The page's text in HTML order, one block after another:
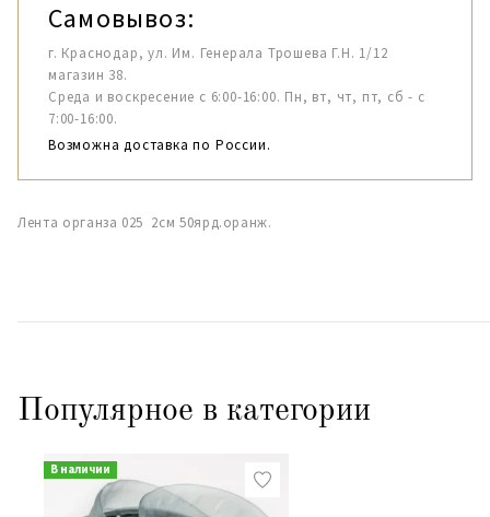
Самовывоз:
г. Краснодар, ул. Им. Генерала Трошева Г.Н. 1/12
магазин 38.
Среда и воскресение с 6:00-16:00. Пн, вт, чт, пт, сб - с
7:00-16:00.
Возможна доставка по России.
Лента органза 025 2см 50ярд.оранж.
Популярное в категории
В наличии